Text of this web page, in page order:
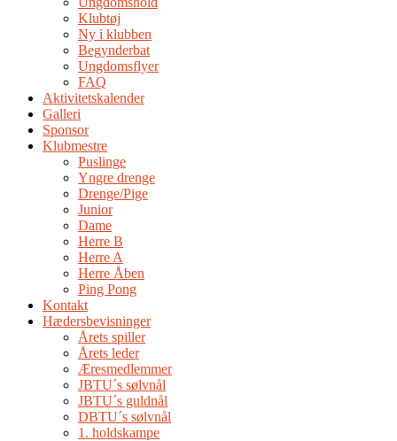
Klubtøj
Ny i klubben
Begynderbat
Ungdomsflyer
FAQ
Aktivitetskalender
Galleri
Sponsor
Klubmestre
Puslinge
Yngre drenge
Drenge/Pige
Junior
Dame
Herre B
Herre A
Herre Åben
Ping Pong
Kontakt
Hædersbevisninger
Årets spiller
Årets leder
Æresmedlemmer
JBTU´s sølvnål
JBTU´s guldnål
DBTU´s sølvnål
1. holdskampe